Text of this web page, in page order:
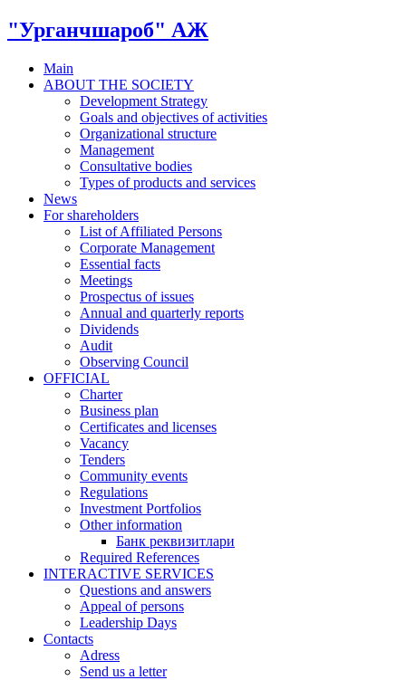
"Урганчшароб" АЖ
Main
ABOUT THE SOCIETY
Development Strategy
Goals and objectives of activities
Organizational structure
Management
Consultative bodies
Types of products and services
News
For shareholders
List of Affiliated Persons
Corporate Management
Essential facts
Meetings
Prospectus of issues
Annual and quarterly reports
Dividends
Audit
Observing Council
OFFICIAL
Charter
Business plan
Certificates and licenses
Vacancy
Tenders
Community events
Regulations
Investment Portfolios
Other information
Банк реквизитлари
Required References
INTERACTIVE SERVICES
Questions and answers
Appeal of persons
Leadership Days
Contacts
Adress
Send us a letter